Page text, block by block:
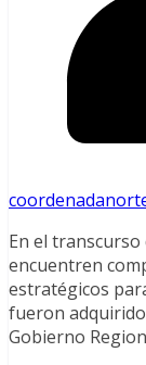
En el transcurso
encuentren
estratégicos
fueron
Gobierno